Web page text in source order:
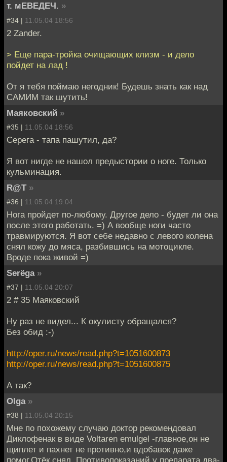
т. мЕВЕДЕЧ. »
#34 | 11.05.04 18:56
2 Zander.
> Еще пара-тройка очищающих клизм - и дело
пойдет на лад !
От я тебя поймаю негодник! Будешь знать как над
САМИМ так шутить!
Маяковский »
#35 | 11.05.04 18:56
Серега - тапа пашутил, да?
Я вот нигде не нашол предыстории о ноге. Только
кульминация.
R@T »
#36 | 11.05.04 19:04
Нога пройдет по-любому. Другое дело - будет ли она
после этого работать. =) А вообще ноги часто
травмируются. Я вот себе недавно с левого колена
снял кожу до мяса, разбившись на мотоцикле.
Вроде пока живой =)
Serёga »
#37 | 11.05.04 20:07
2 # 35 Маяковский
Ну раз не видел... К окулисту обращался?
Без обид :-)
http://oper.ru/news/read.php?t=1051600873
http://oper.ru/news/read.php?t=1051600875
А так?
Olga »
#38 | 11.05.04 20:15
Мне по похожему случаю доктор рекомендовал
Диклофенак в виде Voltaren emulgel -главное,он не
щиплет и пахнет не противно,и вдобавок даже
помог.Отёк снял. Противопоказаний у препарата два-